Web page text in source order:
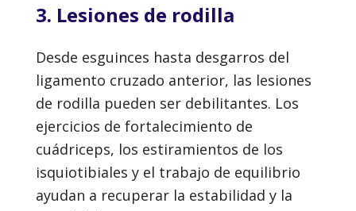
3. Lesiones de rodilla
Desde esguinces hasta desgarros del
ligamento cruzado anterior, las lesiones
de rodilla pueden ser debilitantes. Los
ejercicios de fortalecimiento de
cuádriceps, los estiramientos de los
isquiotibiales y el trabajo de equilibrio
ayudan a recuperar la estabilidad y la